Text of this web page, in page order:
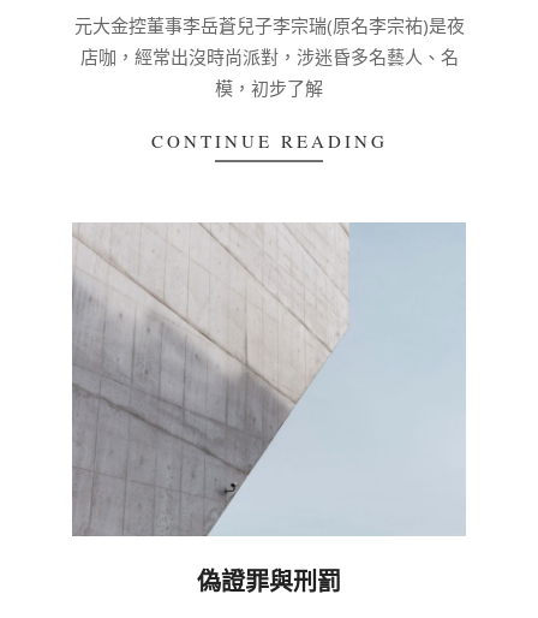
03-
04
元大金控董事李岳蒼兒子李宗瑞(原名李宗祐)是夜
店咖，經常出沒時尚派對，涉迷昏多名藝人、名
模，初步了解
CONTINUE READING
偽證罪與刑罰